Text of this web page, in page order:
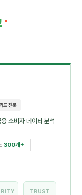
카드 전문
융 소비자 데이터 분석
300개+
TRUST